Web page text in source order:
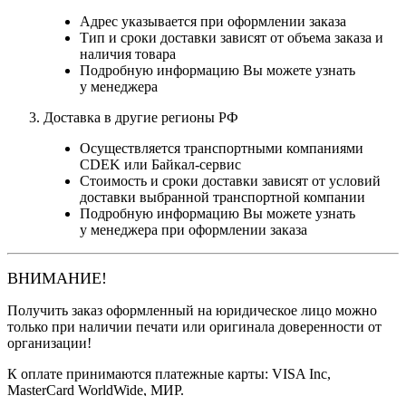
Адрес указывается при оформлении заказа
Тип и сроки доставки зависят от объема заказа и
наличия товара
Подробную информацию Вы можете узнать
у менеджера
Доставка в другие регионы РФ
Осуществляется транспортными компаниями
CDEK или Байкал-сервис
Стоимость и сроки доставки зависят от условий
доставки выбранной транспортной компании
Подробную информацию Вы можете узнать
у менеджера при оформлении заказа
ВНИМАНИЕ!
Получить заказ оформленный на юридическое лицо можно
только при наличии печати или оригинала доверенности от
организации!
К оплате принимаются платежные карты: VISA Inc,
MasterCard WorldWide, МИР.